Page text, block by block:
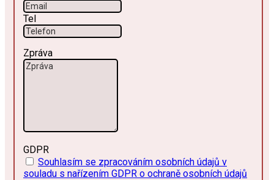
Tel
Zpráva
GDPR
Souhlasím se zpracováním osobních údajů v
souladu s nařízením GDPR o ochraně osobních údajů